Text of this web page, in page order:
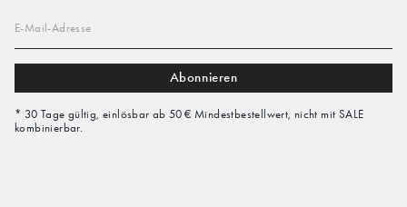
E-Mail-Adresse
Abonnieren
* 30 Tage gültig, einlösbar ab 50 € Mindestbestellwert, nicht mit SALE
kombinierbar.